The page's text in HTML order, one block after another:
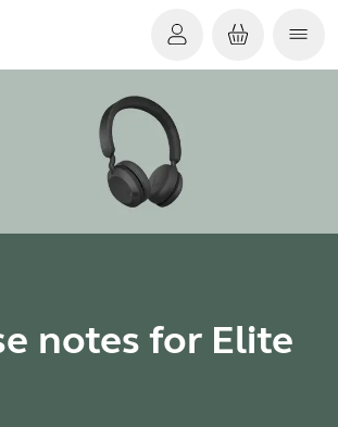
notes for Elite